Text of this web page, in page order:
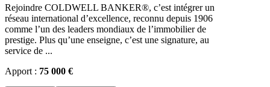
Rejoindre COLDWELL BANKER®, c’est intégrer un
réseau international d’excellence, reconnu depuis 1906
comme l’un des leaders mondiaux de l’immobilier de
prestige. Plus qu’une enseigne, c’est une signature, au
service de ...
Apport : 75 000 €